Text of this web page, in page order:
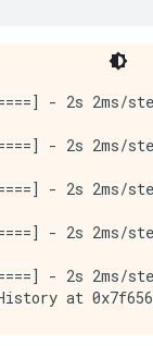
- 2s
- 2s
- 2s
- 2s
- 2s